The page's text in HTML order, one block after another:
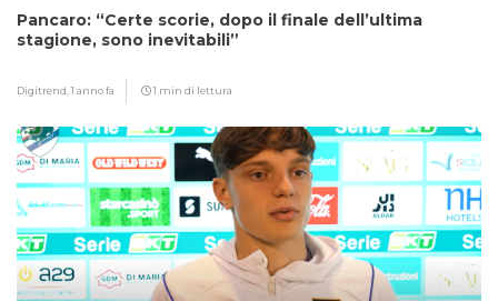
Pancaro: “Certe scorie, dopo il finale dell’ultima
stagione, sono inevitabili”
Digitrend,1 anno fa 1 min di lettura